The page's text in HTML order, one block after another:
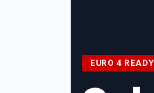
EURO 4 READY